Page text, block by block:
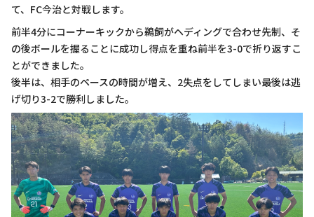
て、FC今治と対戦します。
前半4分にコーナーキックから鵜飼がヘディングで合わせ先制、そ
の後ボールを握ることに成功し得点を重ね前半を3-0で折り返すこ
とができました。
後半は、相手のペースの時間が増え、2失点をしてしまい最後は逃
げ切り3-2で勝利しました。